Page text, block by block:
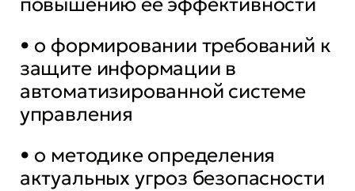
• о формировании требований к
защите информации в
автоматизированной системе
управления
• о методике определения
актуальных угроз безопасности